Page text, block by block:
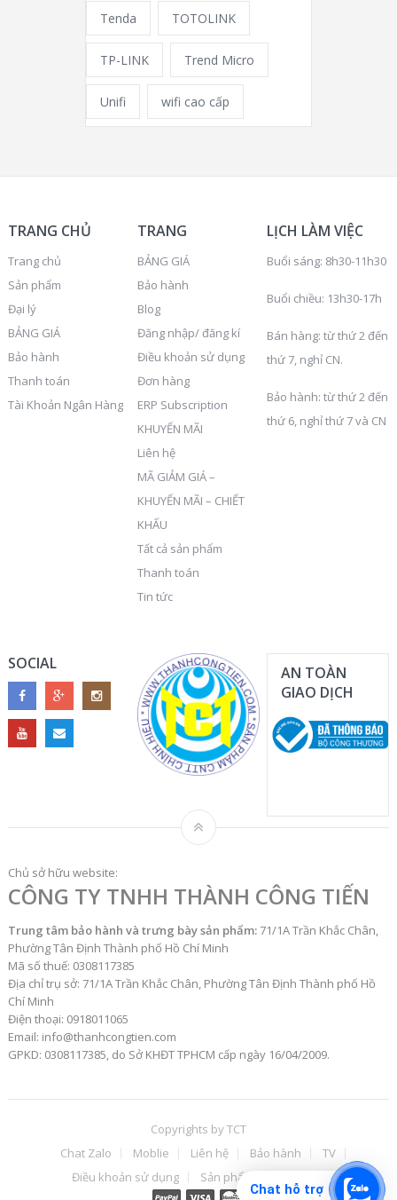
Tenda TOTOLINK
TP-LINK Trend Micro
Unifi wifi cao cấp
TRANG CHỦ
Trang chủ
Sản phẩm
Đại lý
BẢNG GIÁ
Bảo hành
Thanh toán
Tài Khoản Ngân Hàng
TRANG
BẢNG GIÁ
Bảo hành
Blog
Đăng nhập/ đăng kí
Điều khoản sử dụng
Đơn hàng
ERP Subscription
KHUYẾN MÃI
Liên hệ
MÃ GIẢM GIÁ –
KHUYẾN MÃI – CHIẾT
KHẤU
Tất cả sản phẩm
Thanh toán
Tin tức
LỊCH LÀM VIỆC
Buổi sáng: 8h30-11h30
Buổi chiều: 13h30-17h
Bán hàng: từ thứ 2 đến
thứ 7, nghỉ CN.
Bảo hành: từ thứ 2 đến
thứ 6, nghỉ thứ 7 và CN
SOCIAL
AN TOÀN
GIAO DỊCH
Chủ sở hữu website:
CÔNG TY TNHH THÀNH CÔNG TIẾN
Trung tâm bảo hành và trưng bày sản phẩm:71/1A Trần Khắc Chân,
Phường Tân Định Thành phố Hồ Chí Minh
Mã số thuế: 0308117385
Địa chỉ trụ sở: 71/1A Trần Khắc Chân, Phường Tân Định Thành phố Hồ
Chí Minh
Điện thoại: 0918011065
Email: info@thanhcongtien.com
GPKD: 0308117385, do Sở KHĐT TPHCM cấp ngày 16/04/2009.
Copyrights byTCT
Chat Zalo
Moblie Liên hệ Bảo hành
TV
Điều khoản sử dụng
Sản phẩm
Chat hỗ trợ